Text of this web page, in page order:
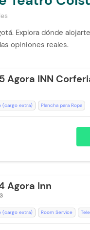
Explora dónde
opiniones reales.
Agora INN
(cargo extra)
Plancha para Ropa
Baño
Agora Inn
(cargo extra) Room Service